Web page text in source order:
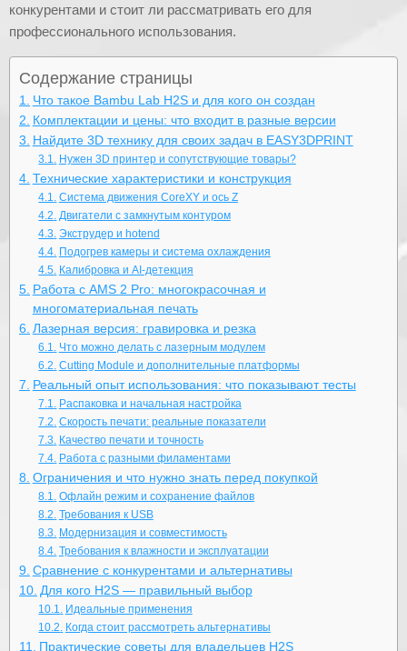
конкурентами и стоит ли рассматривать его для
профессионального использования.
Содержание страницы
Что такое Bambu Lab H2S и для кого он создан
Комплектации и цены: что входит в разные версии
Найдите 3D технику для своих задач в EASY3DPRINT
Нужен 3D принтер и сопутствующие товары?
Технические характеристики и конструкция
Система движения CoreXY и ось Z
Двигатели с замкнутым контуром
Экструдер и hotend
Подогрев камеры и система охлаждения
Калибровка и AI-детекция
Работа с AMS 2 Pro: многокрасочная и
многоматериальная печать
Лазерная версия: гравировка и резка
Что можно делать с лазерным модулем
Cutting Module и дополнительные платформы
Реальный опыт использования: что показывают тесты
Распаковка и начальная настройка
Скорость печати: реальные показатели
Качество печати и точность
Работа с разными филаментами
Ограничения и что нужно знать перед покупкой
Офлайн режим и сохранение файлов
Требования к USB
Модернизация и совместимость
Требования к влажности и эксплуатации
Сравнение с конкурентами и альтернативы
Для кого H2S — правильный выбор
Идеальные применения
Когда стоит рассмотреть альтернативы
Практические советы для владельцев H2S